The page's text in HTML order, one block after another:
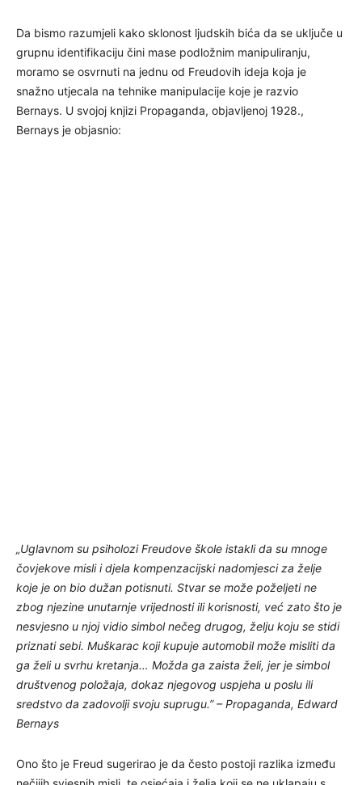
Da bismo razumjeli kako sklonost ljudskih bića da se uključe u
grupnu identifikaciju čini mase podložnim manipuliranju,
moramo se osvrnuti na jednu od Freudovih ideja koja je
snažno utjecala na tehnike manipulacije koje je razvio
Bernays. U svojoj knjizi Propaganda, objavljenoj 1928.,
Bernays je objasnio:
„Uglavnom su psiholozi Freudove škole istakli da su mnoge
čovjekove misli i djela kompenzacijski nadomjesci za želje
koje je on bio dužan potisnuti. Stvar se može poželjeti ne
zbog njezine unutarnje vrijednosti ili korisnosti, već zato što je
nesvjesno u njoj vidio simbol nečeg drugog, želju koju se stidi
priznati sebi. Muškarac koji kupuje automobil može misliti da
ga želi u svrhu kretanja… Možda ga zaista želi, jer je simbol
društvenog položaja, dokaz njegovog uspjeha u poslu ili
sredstvo da zadovolji svoju suprugu.” – Propaganda, Edward
Bernays
Ono što je Freud sugerirao je da često postoji razlika između